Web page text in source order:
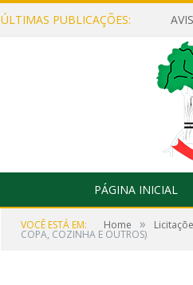
ÚLTIMAS PUBLICAÇÕES:
PÁGINA INICIAL
VOCÊ ESTÁ EM: Home »
COPA, COZINHA E OUTROS)